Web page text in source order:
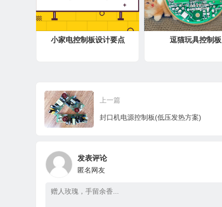
小家电控制板设计要点 逗猫玩具控制板
上一篇
封口机电源控制板(低压发热方案)
发表评论
匿名网友